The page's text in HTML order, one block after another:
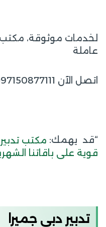
لخدمات موثوقة،
عاملة
اتصل الآن 0097150877111
“قد يهمك: مكتب
قوية على باقاتنا
تدبير دبي جميرا